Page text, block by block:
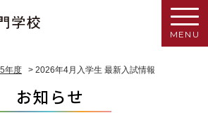
MENU
年度 > 2026年4月入学生 最新入試情報
お知らせ